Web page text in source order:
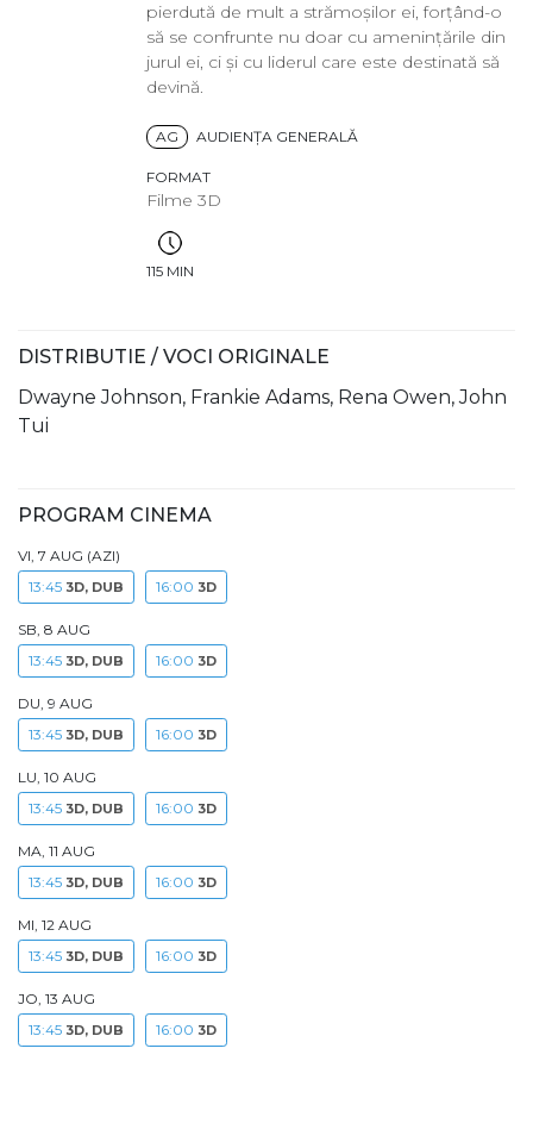
pierdută de mult a strămoșilor ei, forțând-o
să se confrunte nu doar cu amenințările din
jurul ei, ci și cu liderul care este destinată să
devină.
AG AUDIENŢA GENERALĂ
FORMAT
Filme 3D
115 MIN
DISTRIBUTIE / VOCI ORIGINALE
Dwayne Johnson, Frankie Adams, Rena Owen, John
Tui
PROGRAM CINEMA
VI, 7 AUG (AZI)
13:45 3D, DUB 16:00 3D
SB, 8 AUG
13:45 3D, DUB 16:00 3D
DU, 9 AUG
13:45 3D, DUB 16:00 3D
LU, 10 AUG
13:45 3D, DUB 16:00 3D
MA, 11 AUG
13:45 3D, DUB 16:00 3D
MI, 12 AUG
13:45 3D, DUB 16:00 3D
JO, 13 AUG
13:45 3D, DUB 16:00 3D